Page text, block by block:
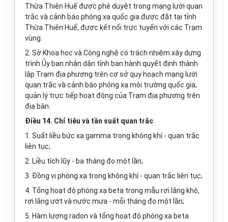
Thừa Thiên Huế được phê duyệt trong mạng lưới quan
trắc và cảnh báo phóng xạ quốc gia được đặt tại tỉnh
Thừa Thiên Huế, được kết nối trực tuyến với các Trạm
vùng.
2. Sở Khoa học và Công nghệ có trách nhiệm xây dựng
trình Ủy ban nhân dân tỉnh ban hành quyết định thành
lập Trạm địa phương trên cơ sở quy hoạch mạng lưới
quan trắc và cảnh báo phóng xạ môi trường quốc gia;
quản lý trực tiếp hoạt động của Trạm địa phương trên
địa bàn.
Điều 14. Chỉ tiêu và tần suất quan trắc
1. Suất liều bức xạ gamma trong không khí - quan trắc
liên tục;
2. Liều tích lũy - ba tháng đo một lần;
3. Đồng vị phóng xạ trong không khí - quan trắc liên tục;
4. Tổng hoạt độ phóng xạ beta trong mẫu rơi lắng khô,
rơi lắng ướt và nước mưa - mỗi tháng đo một lần;
5. Hàm lượng radon và tổng hoạt độ phóng xạ beta